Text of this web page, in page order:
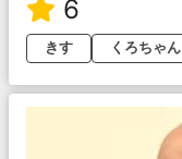
6
きす
くろちゃん